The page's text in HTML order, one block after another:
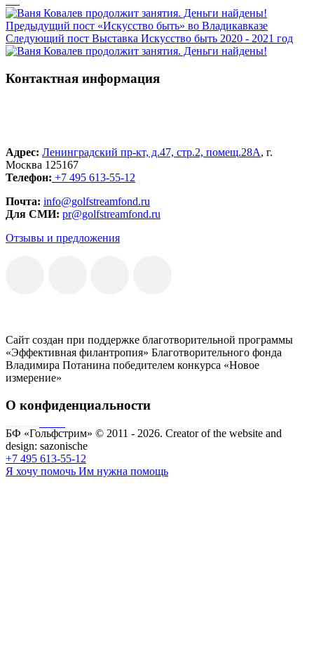
Предыдущий пост «Искусство быть» во Владикавказе
Следующий пост Выставка Искусство быть 2020 - 2021 год
Контактная информация
Адрес: Ленинградский пр-кт, д.47, стр.2, помещ.28А, г.
Москва 125167
Телефон: +7 495 613-55-12
Почта: info@golfstreamfond.ru
Для СМИ: pr@golfstreamfond.ru
Отзывы и предложения
Сайт создан при поддержке благотворительной программы
«Эффективная филантропия» Благотворительного фонда
Владимира Потанина победителем конкурса «Новое
измерение»
О конфиденциальности
БФ «Гольфстрим» © 2011 - 2026. Creator of the website and
design: sazonische
+7 495 613-55-12
Я хочу помочь Им нужна помощь